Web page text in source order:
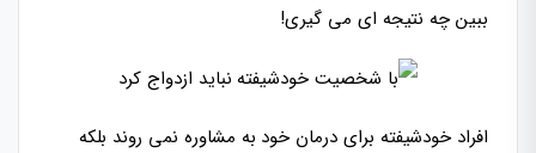
ببین چه نتیجه ای می گیری!
افراد خودشیفته برای درمان خود به مشاوره نمی روند بلکه